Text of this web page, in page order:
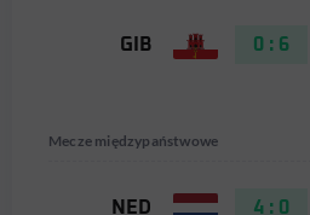
GIB 0 : 6
Mecze międzypaństwowe
NED 4 : 0